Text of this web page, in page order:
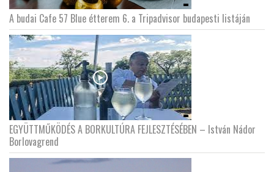
GLOBOBOOK
A budai Cafe 57 Blue étterem 6. a Tripadvisor budapesti listáján
EGYÜTTMŰKÖDÉS A BORKULTÚRA FEJLESZTÉSÉBEN – István Nádor
Borlovagrend